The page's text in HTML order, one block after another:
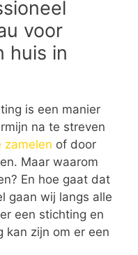
voor
huis in
is een manier
na te streven
zamelen of door
Maar waarom
En hoe gaat dat
gaan wij langs alle
een stichting en
kan zijn om er een